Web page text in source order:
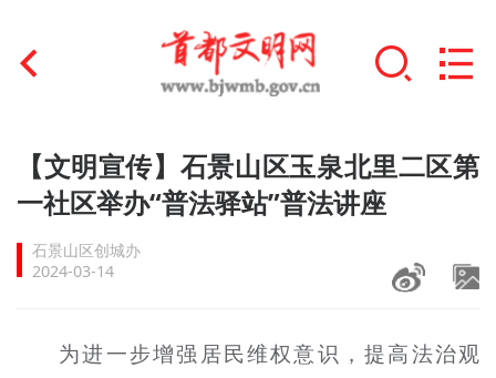
首页
文明创建
文明实践
未成年人思想道德建设
【文明宣传】石景山区玉泉北里二区第
一社区举办“普法驿站”普法讲座
石景山区创城办
2024-03-14
为进一步增强居民维权意识，提高法治观